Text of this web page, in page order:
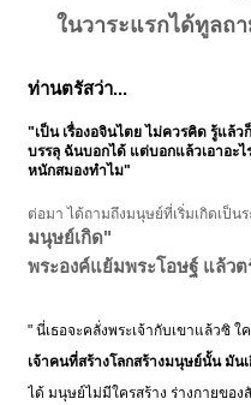
ในวาระแรกได้ทูลถ
ท่านตรัสว่า...
"เป็น เรื่องอจินไตย ไม่ควรคิด รู้แล้ว
บรรลุ ฉันบอกได้ แต่บอกแล้วเอาอะ
หนักสมองทำไม"
ต่อมา ได้ถามถึงมนุษย์ที่เริ่มเกิดเป็น
มนุษย์เกิด"
พระองค์แย้มพระโอษฐ์ แล้วต
" นี่เธอจะคลั่งพระเจ้ากับเขาแล้วซิ
เจ้าคนที่สร้างโลกสร้างมนุษย์นั้น มัน
ได้ มนุษย์ไม่มีใครสร้าง ร่างกายขอ